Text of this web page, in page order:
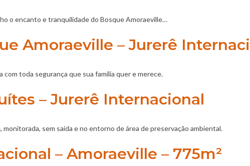
o encanto e tranquilidade do Bosque Amoraeville…
Amoraeville – Jurerê
toda segurança que sua família quer e merece.
– Jurerê Internacional
sem saída e no entorno de área de preservação ambiental.
– Amoraeville – 775m²